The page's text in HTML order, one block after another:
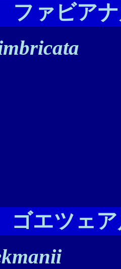
ァビア
ゴエツェ